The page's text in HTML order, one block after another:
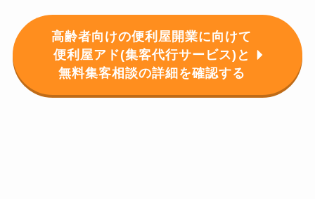
高齢者向けの便利屋開業に向けて
便利屋アド(集客代行サービス)と
無料集客相談の詳細を確認する